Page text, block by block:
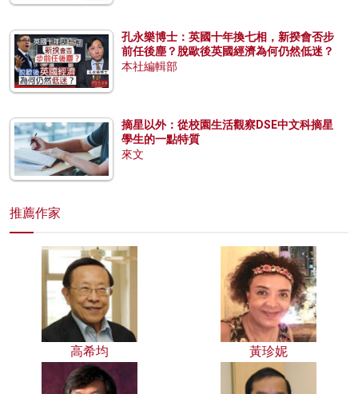
孔永樂博士：英國十年換七相，新揆會否步
前任後塵？脫歐後英國經濟為何仍然低迷？
本社編輯部
摘星以外：從校園生活觀察DSE中文科摘星
學生的一點特質
來文
推薦作家
高希均 黃珍妮